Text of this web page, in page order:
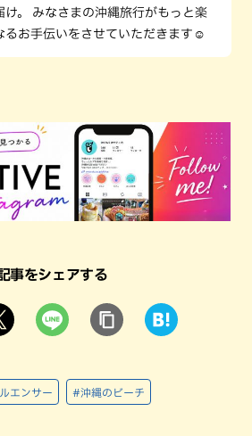
け。 みなさまの沖縄旅行がもっと楽
るお手伝いをさせていただきます☺️
事をシェアする
エンサー #沖縄のビーチ